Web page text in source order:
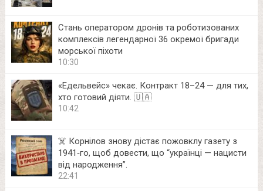
Стань оператором дронів та роботизованих
комплексів легендарної 36 окремої бригади
морської піхоти
10:30
«Едельвейс» чекає. Контракт 18–24 — для тих,
хто готовий діяти. 🇺🇦
10:42
☠️ Корнілов знову дістає пожовклу газету з
1941‑го, щоб довести, що “українці — нацисти
від народження”.
22:41